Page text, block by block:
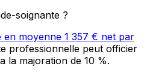
soignante ?
en moyenne 1 357 € net par
professionnelle peut officier
la majoration de 10 %.